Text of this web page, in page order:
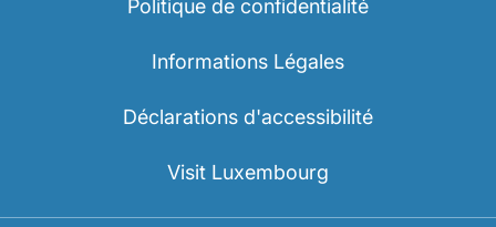
Politique de confidentialité
Informations Légales
Déclarations d'accessibilité
Visit Luxembourg